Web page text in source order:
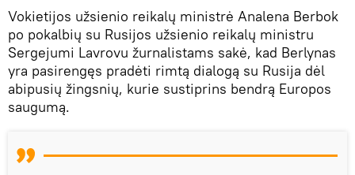
Vokietijos užsienio reikalų ministrė Analena Berbok
po pokalbių su Rusijos užsienio reikalų ministru
Sergejumi Lavrovu žurnalistams sakė, kad Berlynas
yra pasirengęs pradėti rimtą dialogą su Rusija dėl
abipusių žingsnių, kurie sustiprins bendrą Europos
saugumą.